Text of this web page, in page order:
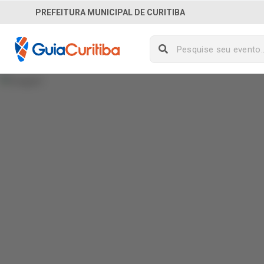
PREFEITURA MUNICIPAL DE CURITIBA